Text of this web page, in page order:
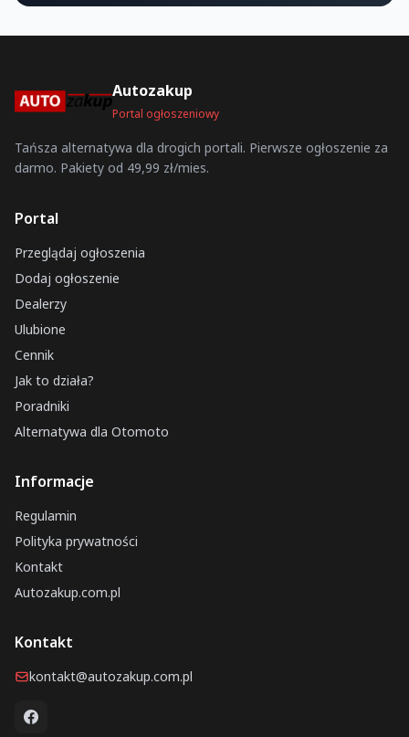
Autozakup
Portal ogłoszeniowy
Tańsza alternatywa dla drogich portali. Pierwsze ogłoszenie za
darmo. Pakiety od 49,99 zł/mies.
Portal
Przeglądaj ogłoszenia
Dodaj ogłoszenie
Dealerzy
Ulubione
Cennik
Jak to działa?
Poradniki
Alternatywa dla Otomoto
Informacje
Regulamin
Polityka prywatności
Kontakt
Autozakup.com.pl
Kontakt
kontakt@autozakup.com.pl